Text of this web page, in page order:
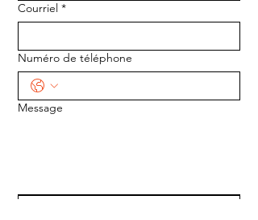
Courriel *
Numéro de téléphone
Message